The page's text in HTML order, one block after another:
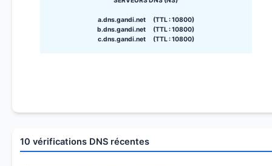
a.dns.gandi.net (TTL : 10800)
b.dns.gandi.net (TTL : 10800)
c.dns.gandi.net (TTL : 10800)
10 vérifications DNS récentes